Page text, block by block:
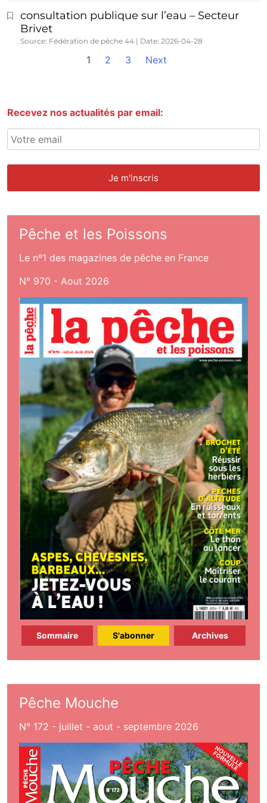
consultation publique sur l’eau – Secteur
Brivet
Source: Fédération de pêche 44 Date: 2026-04-28
1 2 3 Next
Recevez nos actualités par email:
Pêche et les Poissons
Le nº1 des magazines de pêche en France
N° 970 - Aout 2026
Sommaire S'abonner Archives
Pêche Mouche
N° 172 - juillet - aout - septembre 2026